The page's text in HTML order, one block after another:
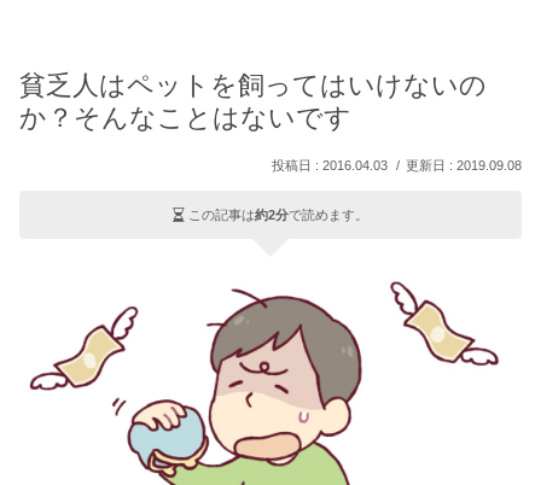
貧乏人はペットを飼ってはいけないの
か？そんなことはないです
2016.04.03 2019.09.08
この記事は約2分で読めます。